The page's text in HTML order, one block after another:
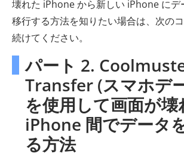
壊れた iPhone から新しい iPhone にデ
移行する方法を知りたい場合は、次の
続けてください。
パート 2.
Transfer (スマホデ
を使用して画面が壊
iPhone 間でデータ
る方法